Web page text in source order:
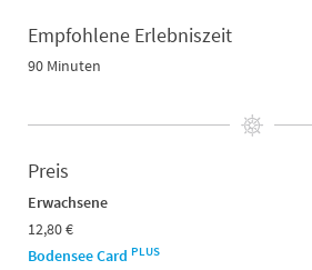
Empfohlene Erlebniszeit
90 Minuten
Preis
Erwachsene
12,80 €
Bodensee Card PLUS